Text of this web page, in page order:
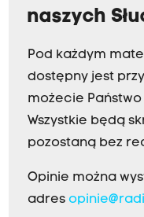
naszych
Pod każdym
dostępny jest
możecie Państwo
Wszystkie będą
pozostaną bez
Opinie można
adres